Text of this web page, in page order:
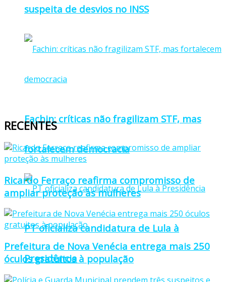
suspeita de desvios no INSS
Fachin: críticas não fragilizam STF, mas
fortalecem democracia
PT oficializa candidatura de Lula à
Presidência
RECENTES
Ricardo Ferraço reafirma compromisso de
ampliar proteção às mulheres
Prefeitura de Nova Venécia entrega mais 250
óculos gratuitos à população